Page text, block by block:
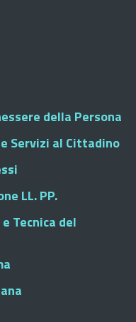
della Persona
Servizi al Cittadino
LL. PP.
Tecnica del